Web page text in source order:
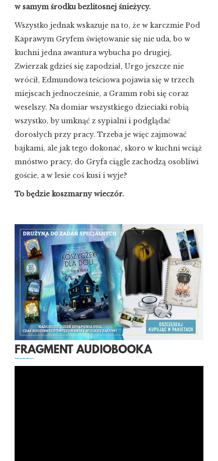
w samym środku bezlitosnej śnieżycy.
Wszystko jednak wskazuje na to, że w karczmie Pod
Kaprawym Gryfem świętowanie się nie uda, bo w
kuchni jedna awantura wybucha po drugiej,
Zwierzak gdzieś się zapodział, Urgo jeszcze nie
wrócił, Edmundowa teściowa pojawia się w trzech
miejscach jednocześnie, a Gramm robi się coraz
weselszy. Na domiar wszystkiego dzieciaki robią
wszystko, by umknąć z sypialni i podglądać
dorosłych przy pracy. Trzeba je więc zajmować
bajkami, ale jak tego dokonać, skoro w kuchni wciąż
mnóstwo pracy, do Gryfa ciągle zachodzą osobliwi
goście, a w lesie coś kusi i wyje?
To będzie koszmarny wieczór.
FRAGMENT AUDIOBOOKA